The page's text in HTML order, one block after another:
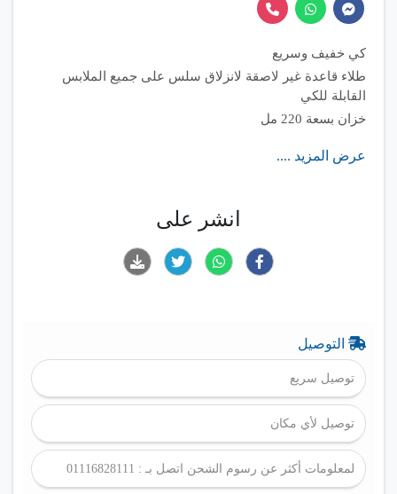
كي خفيف وسريع
طلاء قاعدة غير لاصقة لانزلاق سلس على جميع الملابس
القابلة للكي
خزان بسعة 220 مل
الاقتصادي مقارنةً بوضع Turbo
عرض المزيد ....
انشر على
التوصيل
توصيل سريع
توصيل لأي مكان
لمعلومات أكثر عن رسوم الشحن اتصل بـ : 01116828111